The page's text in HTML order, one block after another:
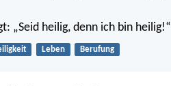
„Seid heilig, denn ich bin heilig!“
Leben Berufung